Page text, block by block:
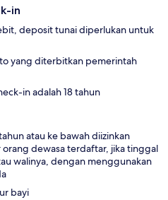
in
deposit tunai diperlukan untuk
yang diterbitkan pemerintah
in adalah 18 tahun
atau ke bawah diizinkan
dewasa terdaftar, jika tinggal
walinya, dengan menggunakan
bayi